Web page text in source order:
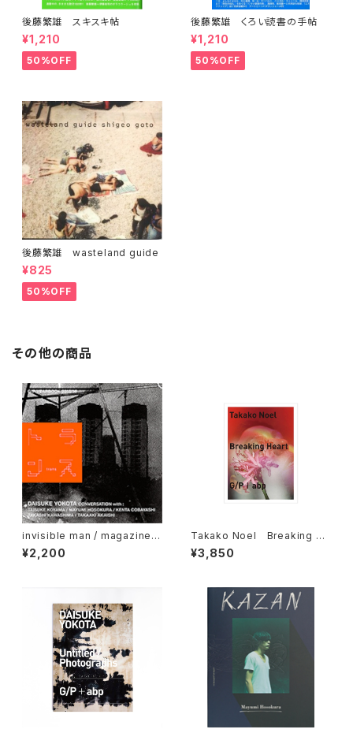
後藤繁雄 スキスキ帖
¥1,210
50%OFF
後藤繁雄 くろい読書の手帖
¥1,210
50%OFF
後藤繁雄 wasteland guide
¥825
50%OFF
その他の商品
invisible man / magazine v
ol.5—G/P YEARBOOK 2015/
16 "TRANS#1"
¥2,200
Takako Noel Breaking He
art
¥3,850